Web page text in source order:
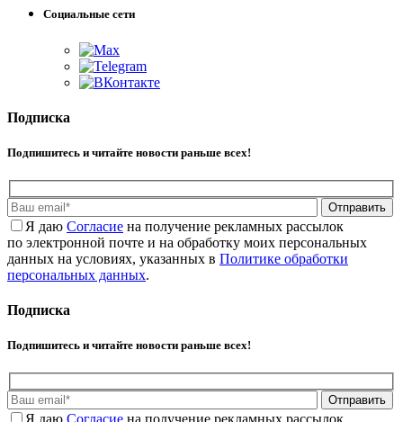
Социальные сети
Подписка
Подпишитесь и читайте новости раньше всех!
Отправить
Я даю Cогласие на получение рекламных рассылок
по электронной почте и на обработку моих персональных
данных на условиях, указанных в Политике обработки
персональных данных.
Подписка
Подпишитесь и читайте новости раньше всех!
Отправить
Я даю Cогласие на получение рекламных рассылок